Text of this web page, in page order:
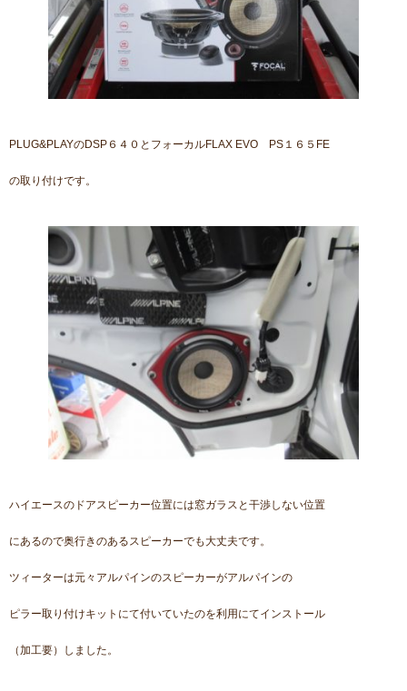
PLUG&PLAYのDSP６４０とフォーカルFLAX EVO PS１６５FE
の取り付けです。
ハイエースのドアスピーカー位置には窓ガラスと干渉しない位置
にあるので奥行きのあるスピーカーでも大丈夫です。
ツィーターは元々アルパインのスピーカーがアルパインの
ピラー取り付けキットにて付いていたのを利用にてインストール
（加工要）しました。